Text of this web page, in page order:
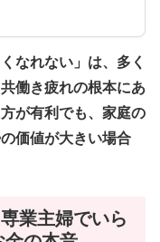
なれない」は、多く
働き疲れの根本にあ
が有利でも、家庭の
価値が大きい場合
業主婦でいら